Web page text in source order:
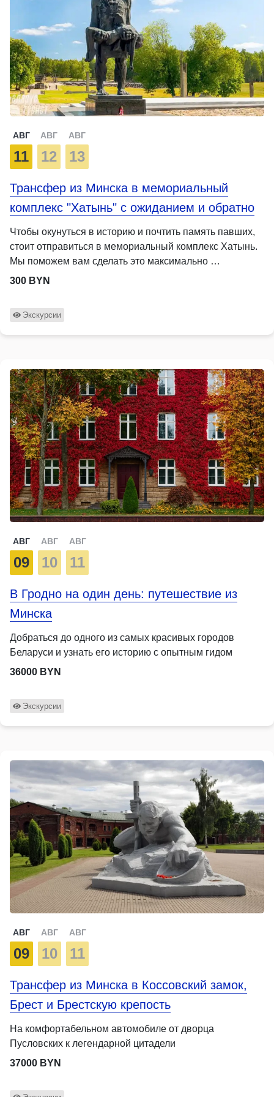
АВГ
11
АВГ
12
АВГ
13
Трансфер из Минска в мемориальный
комплекс "Хатынь" с ожиданием и обратно
Чтобы окунуться в историю и почтить память павших,
стоит отправиться в мемориальный комплекс Хатынь.
Мы поможем вам сделать это максимально …
300 BYN
Экскурсии
АВГ
09
АВГ
10
АВГ
11
В Гродно на один день: путешествие из
Минска
Добраться до одного из самых красивых городов
Беларуси и узнать его историю с опытным гидом
36000 BYN
Экскурсии
АВГ
09
АВГ
10
АВГ
11
Трансфер из Минска в Коссовский замок,
Брест и Брестскую крепость
На комфортабельном автомобиле от дворца
Пусловских к легендарной цитадели
37000 BYN